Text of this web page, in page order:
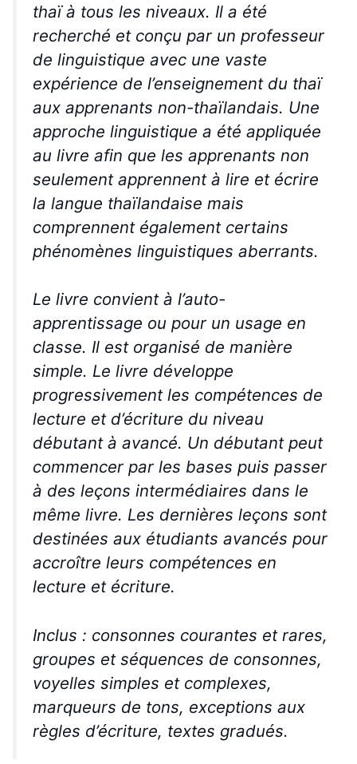
thaï à tous les niveaux. Il a été
recherché et conçu par un professeur
de linguistique avec une vaste
expérience de l’enseignement du thaï
aux apprenants non-thaïlandais. Une
approche linguistique a été appliquée
au livre afin que les apprenants non
seulement apprennent à lire et écrire
la langue thaïlandaise mais
comprennent également certains
phénomènes linguistiques aberrants.
Le livre convient à l’auto-
apprentissage ou pour un usage en
classe. Il est organisé de manière
simple. Le livre développe
progressivement les compétences de
lecture et d’écriture du niveau
débutant à avancé. Un débutant peut
commencer par les bases puis passer
à des leçons intermédiaires dans le
même livre. Les dernières leçons sont
destinées aux étudiants avancés pour
accroître leurs compétences en
lecture et écriture.
Inclus : consonnes courantes et rares,
groupes et séquences de consonnes,
voyelles simples et complexes,
marqueurs de tons, exceptions aux
règles d’écriture, textes gradués.